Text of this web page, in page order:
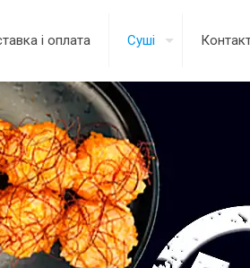
і оплата Суші